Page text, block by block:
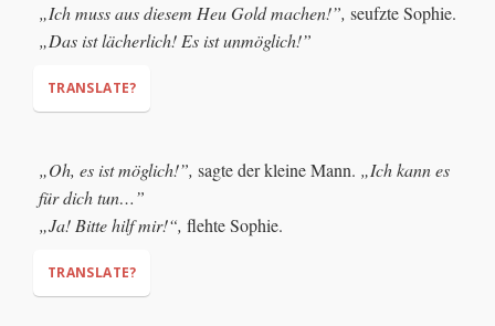
„Ich muss aus diesem Heu Gold machen!”, seufzte Sophie.
„Das ist lächerlich! Es ist unmöglich!”
TRANSLATE?
"I must make gold out of this hay!"
"That's
ridiculous! It's impossible!"
„Oh, es ist möglich!”, sagte der kleine Mann. „Ich kann es
für dich tun…”
„Ja! Bitte hilf mir!“, flehte Sophie.
TRANSLATE?